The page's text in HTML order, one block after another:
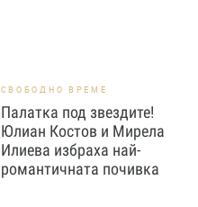
СВОБОДНО ВРЕМЕ
Палатка под звездите!
Юлиан Костов и Мирела
Илиева избраха най-
романтичната почивка